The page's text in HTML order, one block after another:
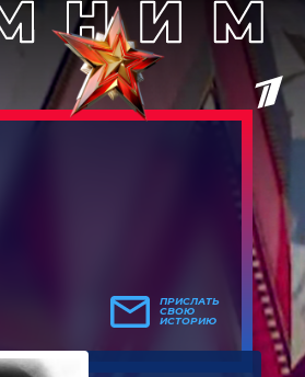
ПРИСЛАТЬ
СВОЮ
ИСТОРИЮ